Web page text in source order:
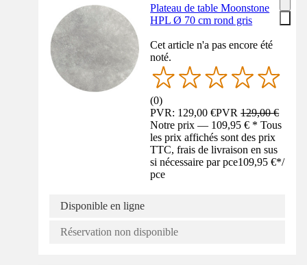
Plateau de table Moonstone
HPL Ø 70 cm rond gris
Cet article n'a pas encore été
noté.
(0)
PVR: 129,00 €PVR129,00 €
Notre prix — 109,95 € * Tous
les prix affichés sont des prix
TTC, frais de livraison en sus
si nécessaire par pce109,95 €*/
pce
Disponible en ligne
Réservation non disponible